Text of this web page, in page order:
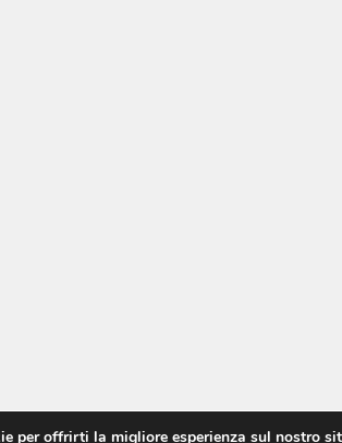
per offrirti la migliore esperienza sul nostro